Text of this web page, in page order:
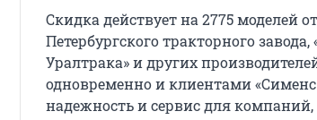
Скидка действует на 2775 моделей
Петербургского тракторного
Уралтрака» и других
одновременно и клиентами
надежность и сервис для